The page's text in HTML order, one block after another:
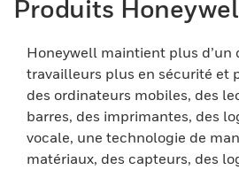
Produits
Honeywell maintient plus
travailleurs plus en sécurité et
des ordinateurs mobiles, des
barres, des imprimantes, des
vocale, une technologie de
matériaux, des capteurs, des